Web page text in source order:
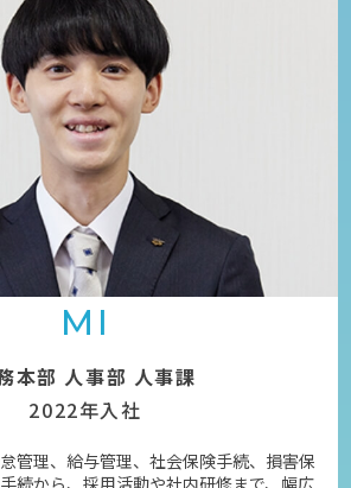
MI
本部 人事部 人事課
2022年入社
管理、給与管理、社会保険手続、損害保